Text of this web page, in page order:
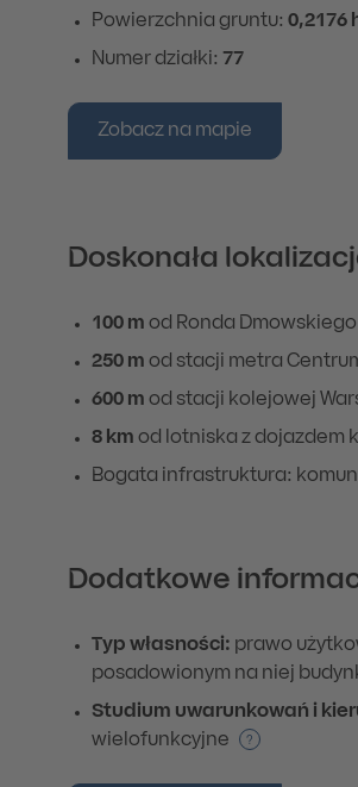
Powierzchnia gruntu: 0,2176
Numer działki: 77
Zobacz na mapie
Doskonała
100 m od Ronda Dmowskiego
250 m od stacji metra
600 m od stacji kolejowej
8 km od lotniska z dojazdem
Bogata infrastruktura:
Dodatkowe
Typ własności: prawo
posadowionym na niej
Studium uwarunkowań i
wielofunkcyjne
?